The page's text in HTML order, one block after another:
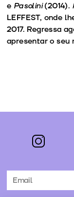
e Pasolini(2014).
LEFFEST, onde
2017. Regressa
apresentar o seu
instagram
Subscrever